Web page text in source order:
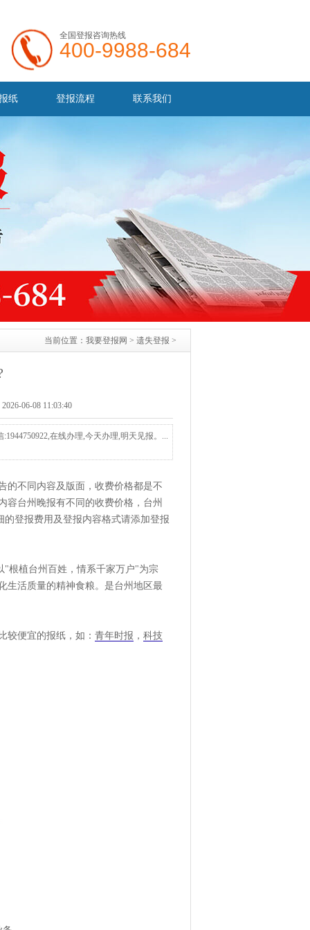
全国登报咨询热线
400-9988-684
纸 登报流程 联系我们
当前位置： 我要登报网 > 遗失登报 >
06-08 11:03:40
在线办理,今天办理,明天见报。...
的不同内容及版面，收费价格都是不
容台州晚报有不同的收费价格，台州
的登报费用及登报内容格式请添加登报
"根植台州百姓，情系千家万户"为宗
生活质量的精神食粮。是台州地区最
较便宜的报纸，如： 青年时报 ， 科技